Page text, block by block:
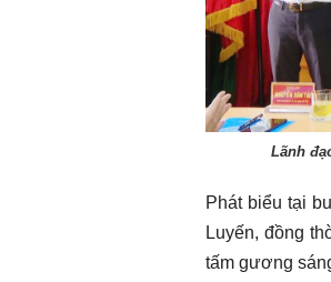
Lãnh
Phát biểu tại
Luyến, đồng
tấm gương